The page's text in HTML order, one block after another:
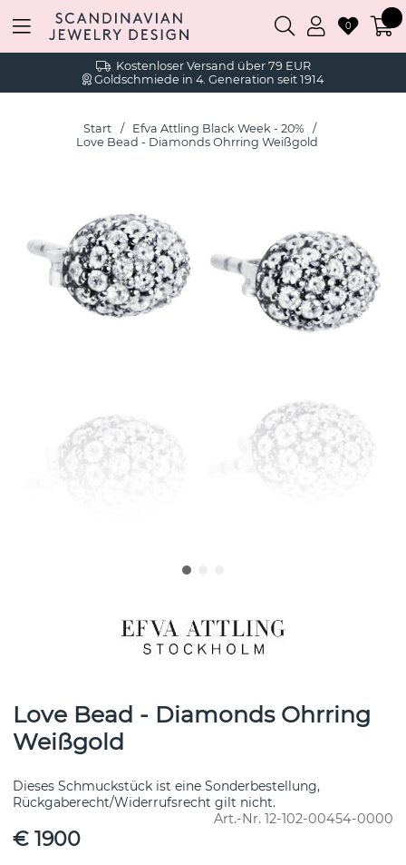
Kostenloser Versand über 79 EUR
Goldschmiede in 4. Generation seit 1914
0
Start
Efva Attling Black Week - 20%
Love Bead - Diamonds Ohrring Weißgold
Love Bead - Diamonds Ohrring
Weißgold
Dieses Schmuckstück ist eine Sonderbestellung,
Rückgaberecht/Widerrufsrecht gilt nicht.
Art.-Nr. 12-102-00454-0000
€ 1900